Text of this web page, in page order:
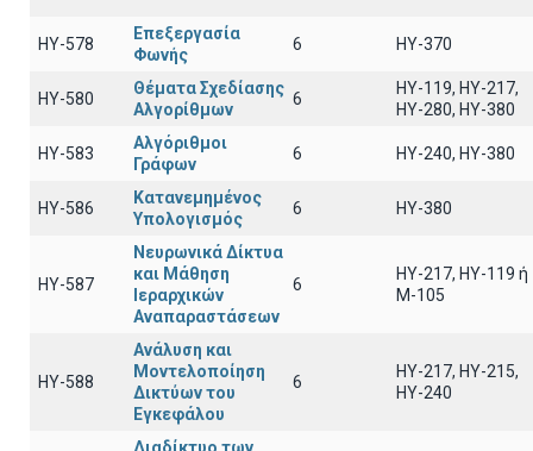
HY-578
Επεξεργασία
Φωνής
6 HY-370
HY-580
Θέματα Σχεδίασης
Αλγορίθμων
6
HY-119, HY-217,
HY-280, HY-380
HY-583
Αλγόριθμοι
Γράφων
6 HY-240, HY-380
HY-586
Κατανεμημένος
Υπολογισμός
6 ΗΥ-380
ΗΥ-587
Νευρωνικά Δίκτυα
και Μάθηση
Ιεραρχικών
Αναπαραστάσεων
6
HY-217, HY-119 ή
Μ-105
ΗΥ-588
Ανάλυση και
Μοντελοποίηση
Δικτύων του
Εγκεφάλου
6
ΗΥ-217, ΗΥ-215,
ΗΥ-240